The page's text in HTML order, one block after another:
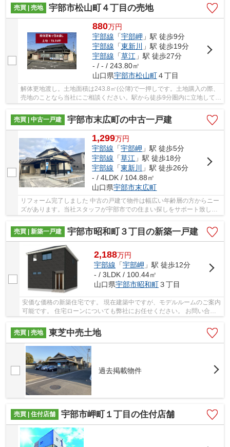
売買 | 売地
宇部市松山町４丁目の売地
880万円
宇部線 「宇部岬 」駅 徒歩9分
宇部線 「東新川
」駅 徒歩19分
宇部線 「草江 」駅 徒歩27分
- / - / 243.80㎡
山口県宇部市松山町４丁目
解体更地渡し。土地面積は243.8㎡(公簿)で一押しです。土地購入の際、
売地のことなら当社にご相談ください。駅から徒歩9分圏内に立地してい
ます。お客様の住まいに求める条件は何です...
売買 | 中古一戸建
宇部市末広町の中古一戸建
1,299万円
宇部線 「宇部岬 」駅 徒歩5分
宇部線 「草江 」駅 徒歩18分
宇部線 「東新川
」駅 徒歩26分
- / 4LDK / 104.88㎡
山口県宇部市末広町
リフォーム完了しました 中古の戸建て物件は幅広い年齢層の方からニー
ズがあります。当社スタッフが宇部市での住まい探しをサポート致しま
すので、まずはお気軽にお問い合わせください...
売買 | 新築一戸建
宇部市昭和町３丁目の新築一戸建
2,188万円
宇部線 「宇部岬 」駅 徒歩12分
- / 3LDK / 100.44㎡
山口県宇部市昭和町３丁目
安価な価格の新築住宅です。 現在建築中ですが、モデルルームのご案内
可能です。 住宅ローンについても弊社にお任せください。 お問い合せ
売買 | 売地
東芝中売土地
過去掲載物件
売買 | 住付店舗 宇部市岬町１丁目の住付店舗